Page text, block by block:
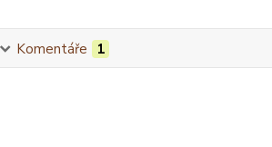
Komentáře 1